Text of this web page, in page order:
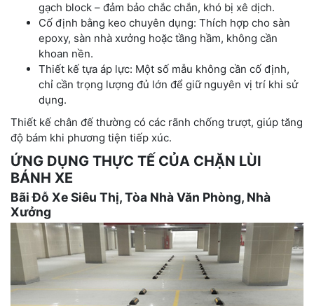
gạch block – đảm bảo chắc chắn, khó bị xê dịch.
Cố định bằng keo chuyên dụng: Thích hợp cho sàn
epoxy, sàn nhà xưởng hoặc tầng hầm, không cần
khoan nền.
Thiết kế tựa áp lực: Một số mẫu không cần cố định,
chỉ cần trọng lượng đủ lớn để giữ nguyên vị trí khi sử
dụng.
Thiết kế chân đế thường có các rãnh chống trượt, giúp tăng
độ bám khi phương tiện tiếp xúc.
ỨNG DỤNG THỰC TẾ CỦA CHẶN LÙI
BÁNH XE
Bãi Đỗ Xe Siêu Thị, Tòa Nhà Văn Phòng, Nhà
Xưởng